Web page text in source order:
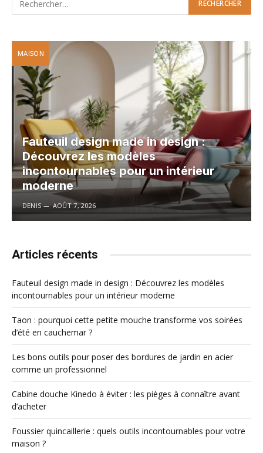
MAISON
Fauteuil design made in design :
Découvrez les modèles
incontournables pour un intérieur
moderne
DENIS AOÛT 7, 2026
Articles récents
Fauteuil design made in design : Découvrez les modèles
incontournables pour un intérieur moderne
Taon : pourquoi cette petite mouche transforme vos soirées
d’été en cauchemar ?
Les bons outils pour poser des bordures de jardin en acier
comme un professionnel
Cabine douche Kinedo à éviter : les pièges à connaître avant
d’acheter
Foussier quincaillerie : quels outils incontournables pour votre
maison ?